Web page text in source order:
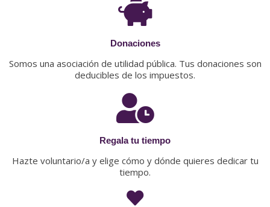
Donaciones
Somos una asociación de utilidad pública. Tus donaciones son
deducibles de los impuestos.
Regala tu tiempo
Hazte voluntario/a y elige cómo y dónde quieres dedicar tu
tiempo.